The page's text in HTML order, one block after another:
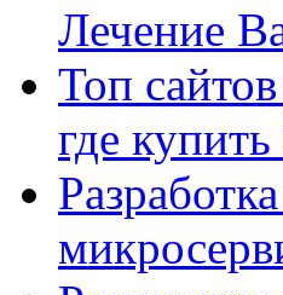
Лечение
Топ
где